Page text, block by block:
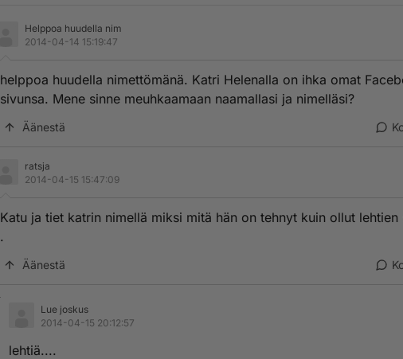
Helppoa huudella nim
2014-04-14 15:19:47
helppoa huudella nimettömänä. Katri Helenalla on ihka omat
sivunsa. Mene sinne meuhkaamaan naamallasi ja nimelläsi?
Äänestä
ratsja
2014-04-15 15:47:09
Katu ja tiet katrin nimellä miksi mitä hän on tehnyt kuin ollut lehtien
.
Äänestä
Lue joskus
2014-04-15 20:12:57
lehtiä....